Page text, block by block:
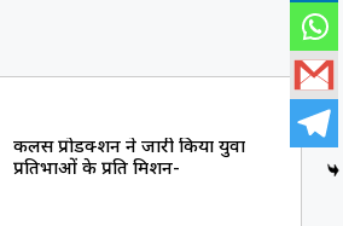
कलर्स प्रोडक्शन ने जारी किया युवा
प्रतिभाओं के प्रति मिशन-